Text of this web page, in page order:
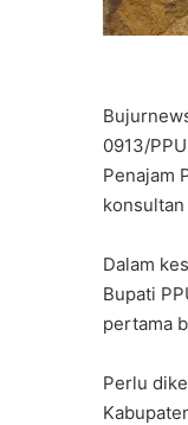
0913/
Penajam
Dalam
Bupati
pertama
Perlu